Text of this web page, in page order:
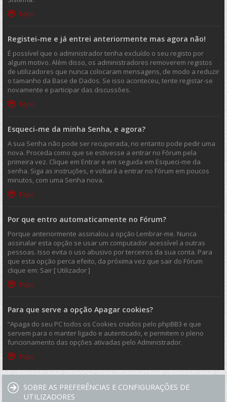
Topo
Registei-me e já entrei anteriormente mas agora não!
É possível que o administrador tenha excluído o seu registo por
algum motivo. Além disso, os administradores removerem registos
de utilizadores que nunca colocaram mensagens, de modo a reduzir
o tamanho da Base de Dados. Se isso aconteceu, tente registar-se
novamente e participar das discussões.
Topo
Esqueci-me da minha Senha, e agora?
A sua Senha não pode ser recuperada, no entanto pode pedir uma
nova. Proceda como que se estivesse a entrar no Fórum pela
primeira vez. Clique em Entrar e em seguida em Esqueci-me da
senha. Siga as instruções, e voltará a entrar no Fórum em poucos
minutos, com uma Senha nova.
Topo
Por que entro automaticamente no Fórum?
Porque anteriormente assinalou a opção Lembrar-me. Nunca
assinalar esta opção se usar um computador acessível a outras
pessoas. Isso evita o uso abusivo por terceiros da sua conta. Para
que esta opção perca efeito, da próxima vez que sair do Fórum
clique em: Sair [ Utilizador ]
Topo
Para que serve a opção Apagar cookies?
“Apaga do seu PC todos os Cookies criados pelo phpBB3 e que
servem para o manter ligado e autenticado, e permitem o pleno
funcionamento das opções ativadas pelo Administrador.
Topo
SOBRE AS PREFERÊNCIAS E CONFIGURAÇÕES DE
UTILIZADORES